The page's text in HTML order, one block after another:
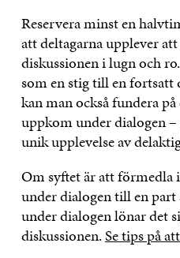
Reservera minst en
att deltagarna upplever
diskussionen i lugn och
som en stig till en fortsatt
kan man också fundera
uppkom under dialogen
unik upplevelse av
Om syftet är att
under dialogen till en
under dialogen lönar det
diskussionen.Se tips på